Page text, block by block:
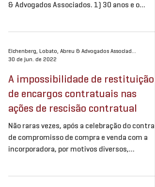
& Advogados Associados. 1) 30 anos e o
Eichenberg, Lobato, Abreu & Advogados Associados
30 de jun. de 2022
A impossibilidade de restituição
de encargos contratuais nas
ações de rescisão contratual
Não raras vezes, após a celebração do
de compromisso de compra e venda com a
incorporadora, por motivos diversos,